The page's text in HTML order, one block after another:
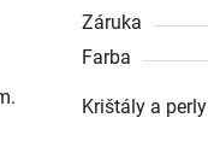
Záruka
Farba
Krištály a perly